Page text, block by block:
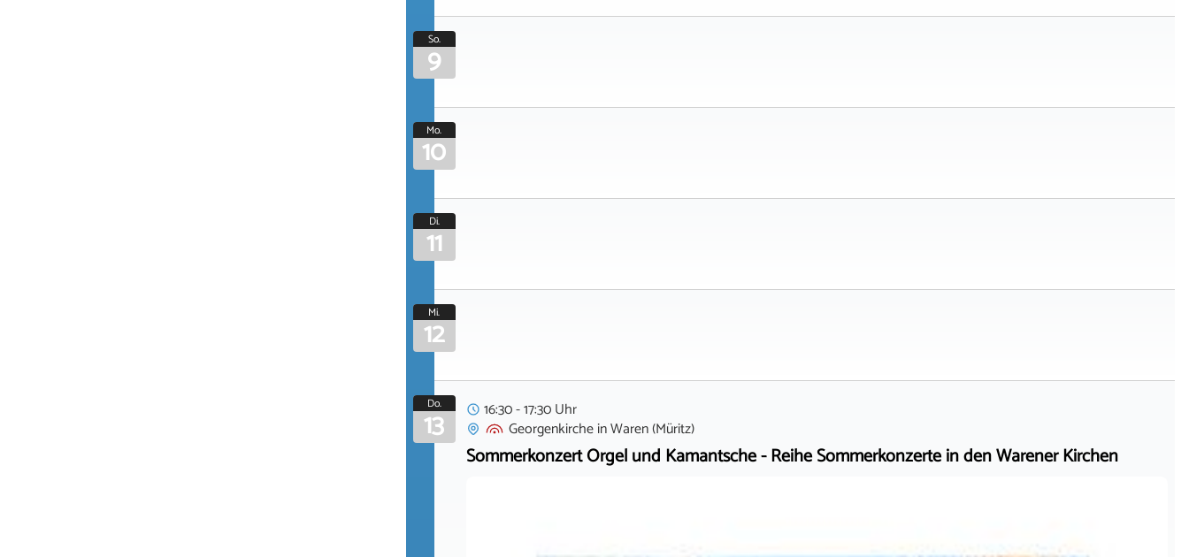
So.
9
Mo.
10
Di.
11
Mi.
12
Do.
13
16:30 - 17:30 Uhr
GeorgenkircheinWaren (Müritz)
Sommerkonzert Orgel und Kamantsche - Reihe Sommerkonzerte in den Warener Kirchen